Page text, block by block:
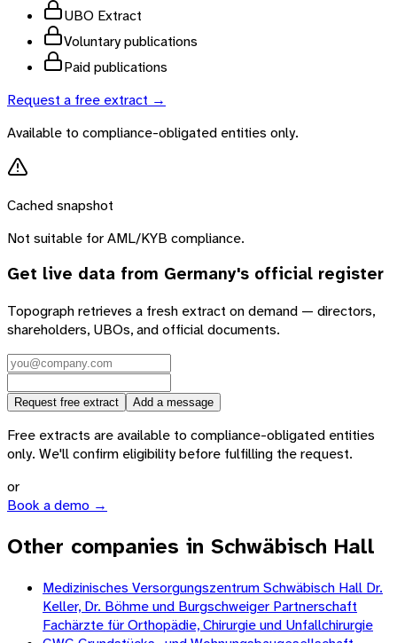
UBO Extract
Voluntary publications
Paid publications
Request a free extract →
Available to compliance-obligated entities only.
Cached snapshot
Not suitable for AML/KYB compliance.
Get live data from Germany's official register
Topograph retrieves a fresh extract on demand — directors,
shareholders, UBOs, and official documents.
Request free extract Add a message
Free extracts are available to compliance-obligated entities
only. We'll confirm eligibility before fulfilling the request.
or
Book a demo →
Other companies in Schwäbisch Hall
Medizinisches Versorgungszentrum Schwäbisch Hall Dr.
Keller, Dr. Böhme und Burgschweiger Partnerschaft
Fachärzte für Orthopädie, Chirurgie und Unfallchirurgie